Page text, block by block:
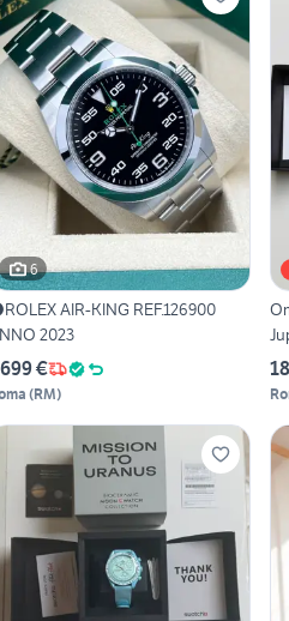
6
AIR-KING REF.126900
2023
€
(RM)